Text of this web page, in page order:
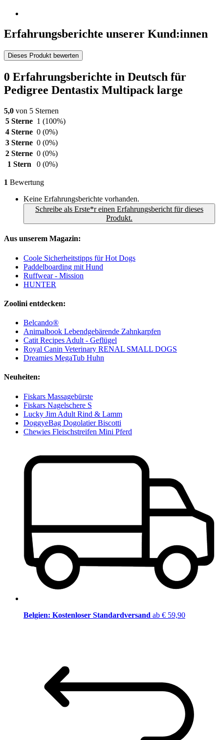
Erfahrungsberichte unserer Kund:innen
Dieses Produkt bewerten
0 Erfahrungsberichte in Deutsch für
Pedigree Dentastix Multipack large
5,0 von 5 Sternen
5 Sterne 1 (100%)
4 Sterne 0 (0%)
3 Sterne 0 (0%)
2 Sterne 0 (0%)
1 Stern
0 (0%)
1 Bewertung
Keine Erfahrungsberichte vorhanden.
Schreibe als Erste*r einen Erfahrungsbericht für dieses
Produkt.
Aus unserem Magazin:
Coole Sicherheitstipps für Hot Dogs
Paddelboarding mit Hund
Ruffwear - Mission
HUNTER
Zoolini entdecken:
Belcando®
Animalbook Lebendgebärende Zahnkarpfen
Catit Recipes Adult - Geflügel
Royal Canin Veterinary RENAL SMALL DOGS
Dreamies MegaTub Huhn
Neuheiten:
Fiskars Massagebürste
Fiskars Nagelschere S
Lucky Jim Adult Rind & Lamm
DoggyeBag Dogolatier Biscotti
Chewies Fleischstreifen Mini Pferd
Belgien: Kostenloser Standardversand ab € 59,90